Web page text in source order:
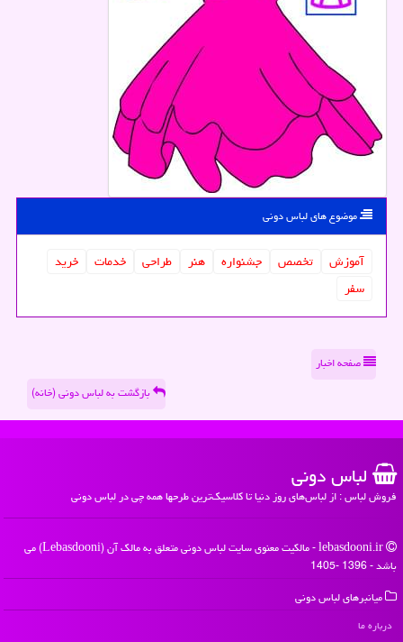
موضوع های لباس دونی
آموزش تخصص جشنواره هنر طراحی خدمات
خرید
سفر
صفحه اخبار
بازگشت به لباس دونی (خانه)
لباس دونی
فروش لباس : از لباس‌های روز دنیا تا کلاسیک‌ترین طرحها همه چی در لباس دونی
lebasdooni.ir - مالکیت معنوی سایت لباس دونی متعلق به مالک آن (Lebasdooni) می
باشد - 1396 -1405
میانبرهای لباس دونی
درباره ما